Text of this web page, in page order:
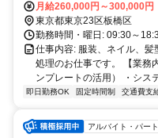
月給260,000円～300,000円
東京都東京23区板橋区
勤務時間・曜日: 09:30～
仕事内容: 服装、ネイル、
処理のお仕事です。 【業務
ンプレートの活用） ・シス
即日勤務OK 固定時間制 交通費支
アルバイト・パート